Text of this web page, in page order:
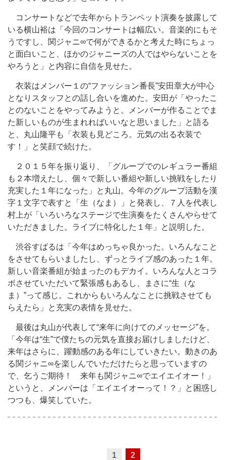
コンサートなどで去年からトランペット演奏を披露して
いる横山裕は「今回のコンサートは幅広い。音楽的にもそ
うですし、関ジャニ∞で何ができるかと考えた時にちょっ
と面白いこと、ほかのジャニーズの人ではやらないことを
やろうと」と内容に自信を見せた。
衣装はメンバー１の“ファッション番長”安田章大が中心
となりスタッフとの話し合いを進めた。安田が「やったこ
とのないことをやってみようと。メンバーが作ることでま
た新しいものが生まれればいいなと思いました」と語る
と、丸山隆平も「衣装も見どころ。元気の出る衣装で
す！」と笑顔で続けた。
２０１５年を振り返り、「グループでのレギュラー番組
も２本増えたし、個々で新しい番組や新しい挑戦をしたり
充実した１年になった」と丸山。今年のグループ活動を漢
字１文字で表すと「生（なま）」と発表し、７人を代表し
村上が「いろいろなステージで生演奏をたくさんやらせて
いただきました。ライブに特化した１年」と説明した。
渋谷すばるは「今年はめっちゃ良かった。いろんなこと
をさせてもらいましたし、ずっとライブ感のあった１年。
新しい音楽番組が始まったのもデカイ。いろんな人とコラ
ボさせていただいて緊張感もあるし、まさに“生（な
ま）”って感じ。これからもいろんなことに挑戦させても
らえたら」と充実の表情を見せた。
最後は丸山が代表して“来年に向けてのメッセージ”を。
「今年は“生”で僕たちの元気を直接お届けしましたけど、
来年はさらに、躍動感のある年にしていきたい。動きのあ
る関ジャニ∞を楽しんでいただけたらと思っていますの
で、乞うご期待！ 来年も関ジャニ∞でエイエイオー！」
というと、メンバーは「エイエイオーって！？」と困惑し
つつも、爆笑していた。
1 2